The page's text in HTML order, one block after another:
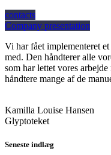
contacts
Company presentation
Vi har fået implementeret
med. Den håndterer alle
som har lettet vores
håndtere mange af de
Kamilla Louise Hansen
Glyptoteket
Seneste indlæg